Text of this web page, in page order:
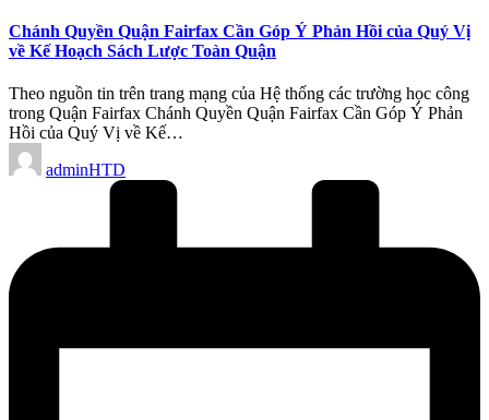
Chánh Quyền Quận Fairfax Cần Góp Ý Phản Hồi của Quý Vị
về Kế Hoạch Sách Lược Toàn Quận
Theo nguồn tin trên trang mạng của Hệ thống các trường học công
trong Quận Fairfax Chánh Quyền Quận Fairfax Cần Góp Ý Phản
Hồi của Quý Vị về Kế…
Posted
by
adminHTD